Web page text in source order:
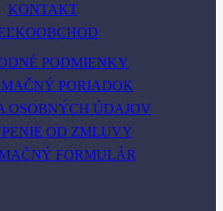
KONTAKT
PODMIENKY
PORIADOK
OSOBNÝCH ÚDAJOV
OD ZMLUVY
FORMULÁR